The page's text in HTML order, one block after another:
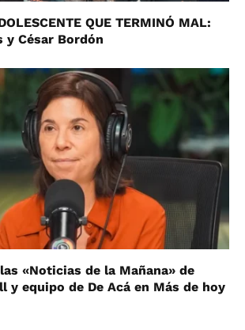
QUE TERMINÓ MAL:
y César Bordón
«Noticias de la Mañana» de
y equipo de De Acá en Más de hoy